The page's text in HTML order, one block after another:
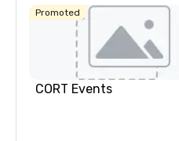
Promoted
CORT Events